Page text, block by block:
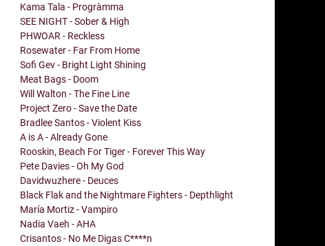
Kama Tala - Progràmma
SEE NIGHT - Sober & High
PHWOAR - Reckless
Rosewater - Far From Home
Sofi Gev - Bright Light Shining
Meat Bags - Doom
Will Walton - The Fine Line
Project Zero - Save the Date
Bradlee Santos - Violent Kiss
A is A - Already Gone
Rooskin, Beach For Tiger - Forever This Way
Pete Davies - Oh My God
Davidwuzhere - Deuces
Black Flak and the Nightmare Fighters - Depthlight
María Mortiz - Vampiro
Nadia Vaeh - AHA
Crisantos - No Me Digas C****n